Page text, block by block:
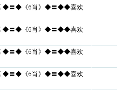
◆〓◆《6肖》◆〓◆◆喜欢
◆〓◆《6肖》◆〓◆◆喜欢
◆〓◆《6肖》◆〓◆◆喜欢
◆〓◆《6肖》◆〓◆◆喜欢